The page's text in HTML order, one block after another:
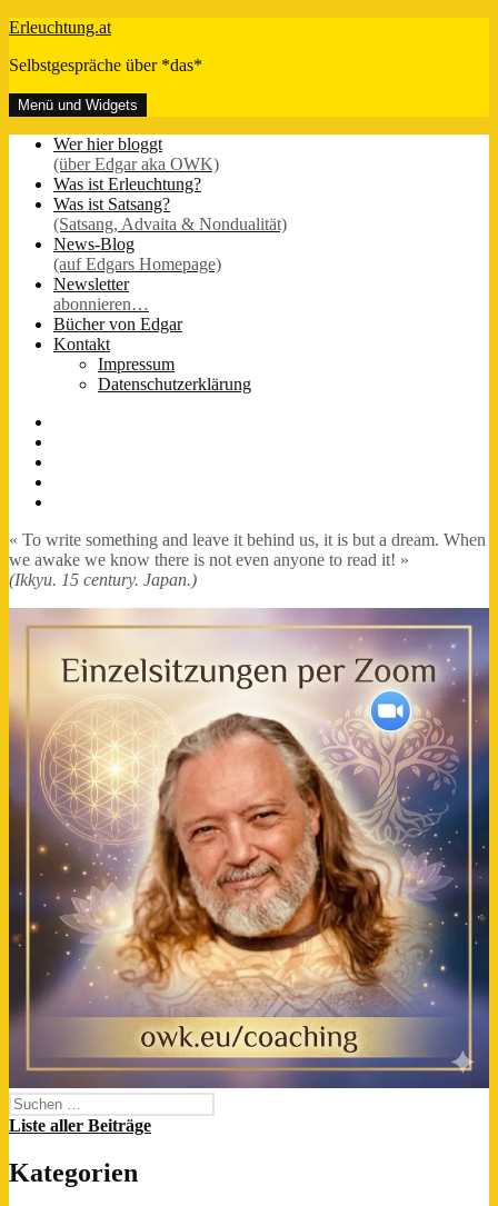
Zum
springen
Erleuchtung.at
Selbstgespräche über *das*
Menü und Widgets
Wer hier bloggt
(über Edgar aka OWK)
Was ist Erleuchtung?
Was ist Satsang?
(Satsang, Advaita & Nondualität)
News-Blog
(auf Edgars Homepage)
Newsletter
abonnieren…
Bücher von Edgar
Kontakt
Impressum
Datenschutzerklärung
« To write something and leave it behind us, it is but a dream. When
we awake we know there is not even anyone to read it! »
(Ikkyu. 15 century. Japan.)
Suchen
nach:
Liste aller Beiträge
Kategorien